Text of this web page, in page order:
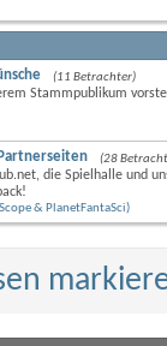
(11 Betrachter)
Stammpublikum
(28
die Spielhalle und
& PlanetFantaSci)